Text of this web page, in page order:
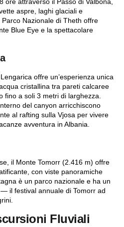
aspre, laghi glaciali e
Nazionale di Theth offre
Blue Eye e la spettacolare
offre un’esperienza unica
cristallina tra pareti calcaree
fino a soli 3 metri di larghezza.
del canyon arricchiscono
al rafting sulla Vjosa per vivere
avventura in Albania.
il Monte Tomorr (2.416 m) offre
con viste panoramiche
è un parco nazionale e ha un
il festival annuale di Tomorr ad
Fluviali